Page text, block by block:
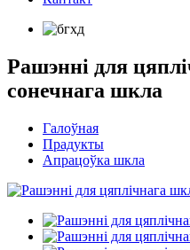
Рашэнні для
сонечнага шкла
Галоўная
Прадукты
Апрацоўка шкла